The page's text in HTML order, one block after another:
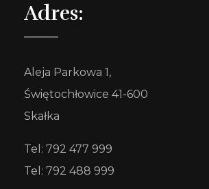
Adres:
Aleja Parkowa 1,
Świętochłowice 41-600
Skałka
Tel: 792 477 999
Tel: 792 488 999